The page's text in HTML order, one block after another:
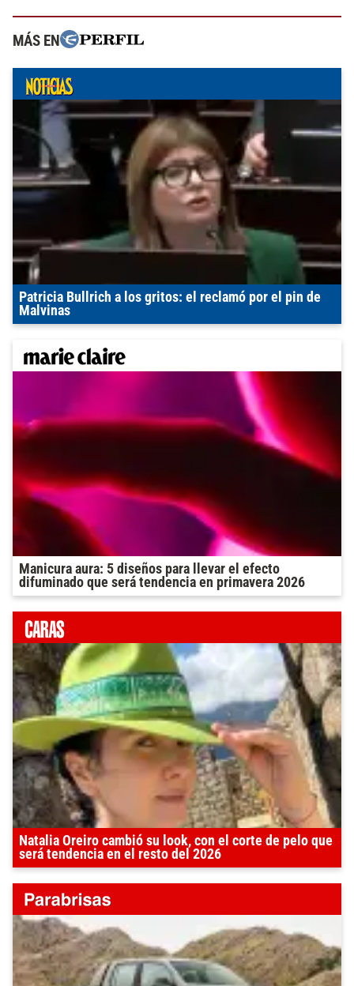
MÁS EN
Patricia Bullrich a los gritos: el reclamó por el pin de
Malvinas
Manicura aura: 5 diseños para llevar el efecto
difuminado que será tendencia en primavera 2026
Natalia Oreiro cambió su look, con el corte de pelo que
será tendencia en el resto del 2026